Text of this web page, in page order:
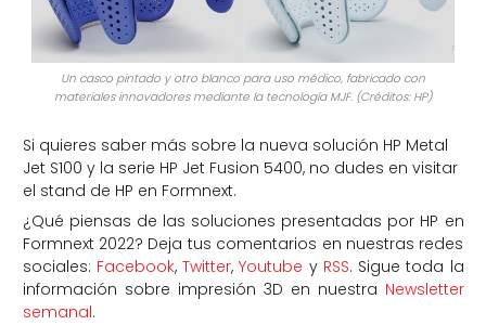
Un casco pintado y otro blanco para uso médico, fabricado con
materiales innovadores mediante la tecnología MJF. (Créditos: HP)
Si quieres saber más sobre la nueva solución HP Metal
Jet S100 y la serie HP Jet Fusion 5400, no dudes en visitar
el stand de HP en Formnext.
¿Qué piensas de las soluciones presentadas por HP en
Formnext 2022? Deja tus comentarios en nuestras redes
sociales: Facebook, Twitter,Youtube y RSS. Sigue toda la
información sobre impresión 3D en nuestra Newsletter
semanal.